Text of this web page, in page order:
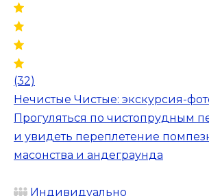
(32)
Нечистые Чистые: экскурсия-
Прогуляться по чистопрудным
и увидеть переплетение
масонства и андеграунда
Индивидуально